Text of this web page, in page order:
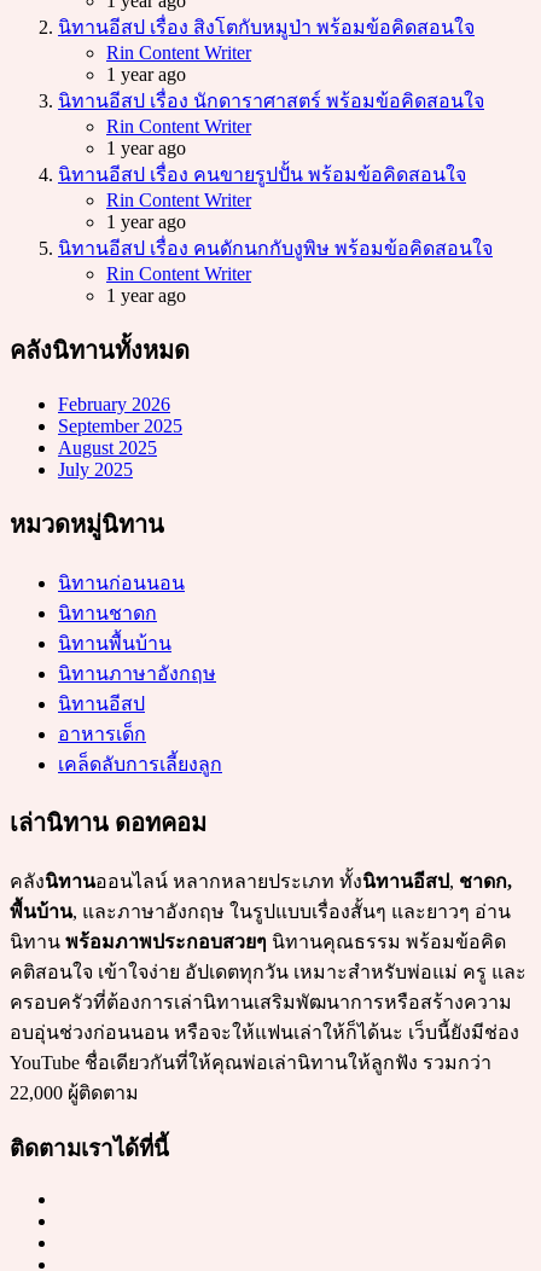
นิทานอีสป เรื่อง สิงโตกับหมูป่า พร้อมข้อคิดสอนใจ
Posted
Rin Content Writer
1 year ago
นิทานอีสป เรื่อง นักดาราศาสตร์ พร้อมข้อคิดสอนใจ
Posted
Rin Content Writer
1 year ago
นิทานอีสป เรื่อง คนขายรูปปั้น พร้อมข้อคิดสอนใจ
Posted
Rin Content Writer
1 year ago
นิทานอีสป เรื่อง คนดักนกกับงูพิษ พร้อมข้อคิดสอนใจ
Posted
Rin Content Writer
1 year ago
คลังนิทานทั้งหมด
February 2026
September 2025
August 2025
July 2025
หมวดหมู่นิทาน
นิทานก่อนนอน
นิทานชาดก
นิทานพื้นบ้าน
นิทานภาษาอังกฤษ
นิทานอีสป
อาหารเด็ก
เคล็ดลับการเลี้ยงลูก
เล่านิทาน ดอทคอม
คลังนิทานออนไลน์ หลากหลายประเภท ทั้งนิทานอีสป, ชาดก,
พื้นบ้าน, และภาษาอังกฤษ ในรูปแบบเรื่องสั้นๆ และยาวๆ อ่าน
นิทาน พร้อมภาพประกอบสวยๆ นิทานคุณธรรม พร้อมข้อคิด
คติสอนใจ เข้าใจง่าย อัปเดตทุกวัน เหมาะสำหรับพ่อแม่ ครู และ
ครอบครัวที่ต้องการเล่านิทานเสริมพัฒนาการหรือสร้างความ
อบอุ่นช่วงก่อนนอน หรือจะให้แฟนเล่าให้ก็ได้นะ เว็บนี้ยังมีช่อง
YouTube ชื่อเดียวกันที่ให้คุณพ่อเล่านิทานให้ลูกฟัง รวมกว่า
22,000 ผู้ติดตาม
ติดตามเราได้ที่นี้